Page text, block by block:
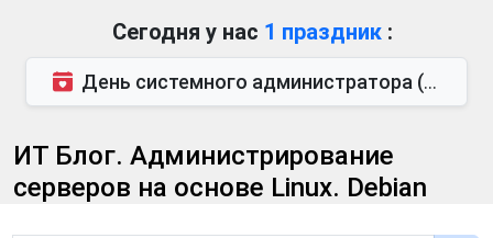
Сегодня у нас 1 праздник :
День системного администратора (также известен как День сисадмина) — праздник, который отмечается...
ИТ Блог. Администрирование
серверов на основе Linux. Debian